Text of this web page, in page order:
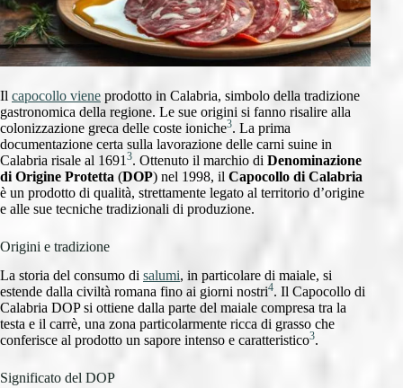
Il capocollo viene prodotto in Calabria, simbolo della tradizione
gastronomica della regione. Le sue origini si fanno risalire alla
colonizzazione greca delle coste ioniche3. La prima
documentazione certa sulla lavorazione delle carni suine in
Calabria risale al 1691 3. Ottenuto il marchio di Denominazione
di Origine Protetta (DOP) nel 1998, il Capocollo di Calabria
è un prodotto di qualità, strettamente legato al territorio d’origine
e alle sue tecniche tradizionali di produzione.
Origini e tradizione
La storia del consumo di salumi, in particolare di maiale, si
estende dalla civiltà romana fino ai giorni nostri4. Il Capocollo di
Calabria DOP si ottiene dalla parte del maiale compresa tra la
testa e il carrè, una zona particolarmente ricca di grasso che
conferisce al prodotto un sapore intenso e caratteristico3.
Significato del DOP